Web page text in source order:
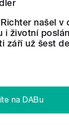
našel v
i životní
září už šest
na DABu